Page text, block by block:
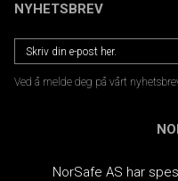
NYHETSBREV
Ved å melde deg på vårt
NorSafe AS har